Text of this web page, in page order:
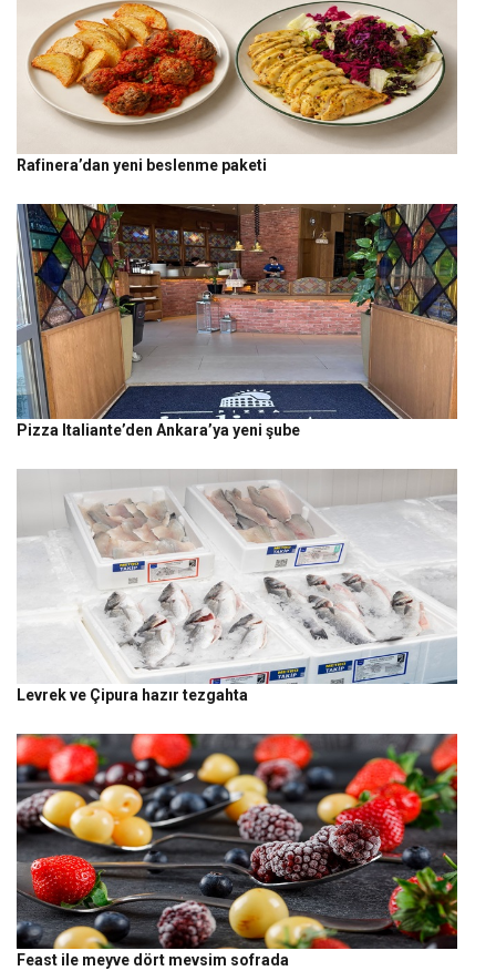
Rafinera’dan yeni beslenme paketi
Pizza Italiante’den Ankara’ya yeni şube
Levrek ve Çipura hazır tezgahta
Feast ile meyve dört mevsim sofrada